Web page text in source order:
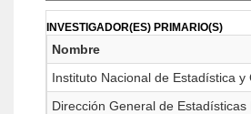
INVESTIGADOR(ES) PRIMARIO(S)
Nombre
Instituto Nacional de Estadística y
Dirección General de Estadísticas